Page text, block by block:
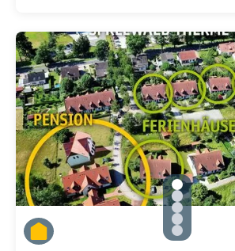
Zu Slide 1
Zu Slide 2
Zu Slide 3
Zu Slide 4
Zu Slide 5